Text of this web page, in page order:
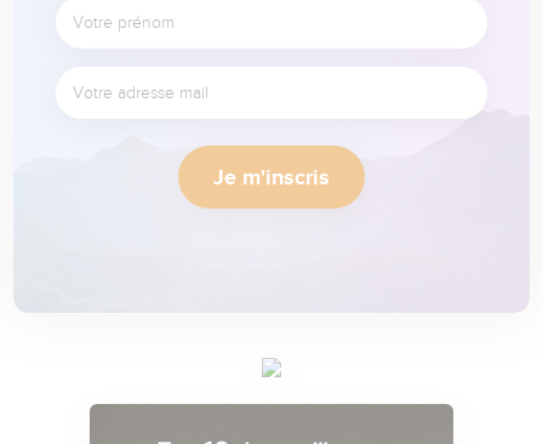
Je m'inscris